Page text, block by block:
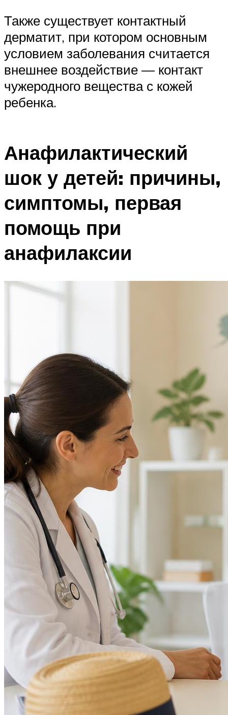
Также существует контактный
дерматит, при котором основным
условием заболевания считается
внешнее воздействие — контакт
чужеродного вещества с кожей
ребенка.
Анафилактический
шок у детей: причины,
симптомы, первая
помощь при
анафилаксии